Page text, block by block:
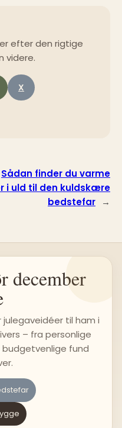
efter den rigtige
videre.
X
Sådan finder du varme
i uld til den kuldskære
bedstefar
→
december
julegaveidéer til ham i
– fra personlige
budgetvenlige fund